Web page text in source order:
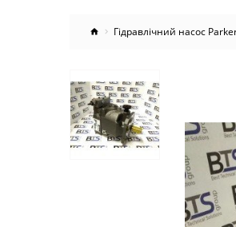
Гідравлічний насос